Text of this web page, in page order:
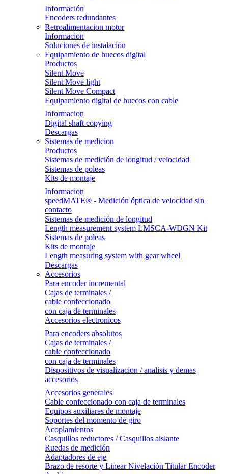
Información
Encoders redundantes
Retroalimentacion motor
Informacion
Soluciones de instalación
Equipamiento de huecos digital
Productos
Silent Move
Silent Move light
Silent Move Compact
Equipamiento digital de huecos con cable
Informacion
Digital shaft copying
Descargas
Sistemas de medicion
Productos
Sistemas de medición de longitud / velocidad
Sistemas de poleas
Kits de montaje
Informacion
speedMATE® - Medición óptica de velocidad sin
contacto
Sistemas de medición de longitud
Length measurement system LMSCA-WDGN Kit
Sistemas de poleas
Kits de montaje
Length measuring system with gear wheel
Descargas
Accesorios
Para encoder incremental
Cajas de terminales /
cable confeccionado
con caja de terminales
Accesorios electronicos
Para encoders absolutos
Cajas de terminales /
cable confeccionado
con caja de terminales
Dispositivos de visualizacion / analisis y demas
accesorios
Accesorios generales
Cable confeccionado con caja de terminales
Equipos auxiliares de montaje
Soportes del momento de giro
Acoplamientos
Casquillos reductores / Casquillos aislante
Ruedas de medición
Adaptadores de eje
Brazo de resorte y Linear Nivelación Titular Encoder